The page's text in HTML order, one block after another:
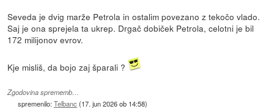
Seveda je dvig marže Petrola in ostalim povezano z tekočo vlado.
Saj je ona sprejela ta ukrep. Drgač dobiček Petrola, celotni je bil
172 milijonov evrov.
Kje misliš, da bojo zaj šparali ?
Zgodovina sprememb…
spremenilo:Telbanc (17. jun 2026 ob 14:58)